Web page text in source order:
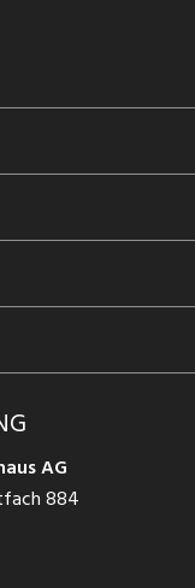
/ Rekrutierung
AG
884